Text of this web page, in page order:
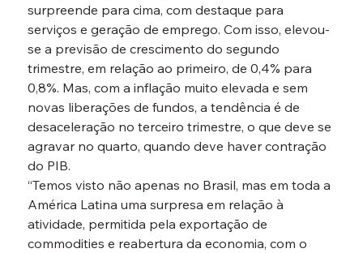
surpreende para cima, com destaque para
serviços e geração de emprego. Com isso, elevou-
se a previsão de crescimento do segundo
trimestre, em relação ao primeiro, de 0,4% para
0,8%. Mas, com a inflação muito elevada e sem
novas liberações de fundos, a tendência é de
desaceleração no terceiro trimestre, o que deve se
agravar no quarto, quando deve haver contração
do PIB.
“Temos visto não apenas no Brasil, mas em toda a
América Latina uma surpresa em relação à
atividade, permitida pela exportação de
commodities e reabertura da economia, com o